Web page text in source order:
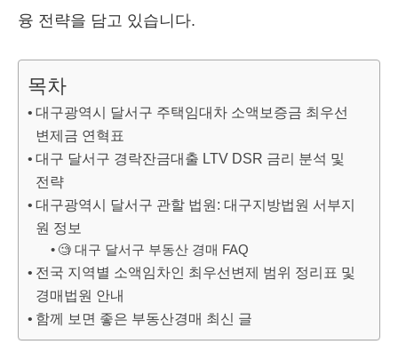
융 전략을 담고 있습니다.
목차
대구광역시 달서구 주택임대차 소액보증금 최우선
변제금 연혁표
대구 달서구 경락잔금대출 LTV DSR 금리 분석 및
전략
대구광역시 달서구 관할 법원: 대구지방법원 서부지
원 정보
🧐 대구 달서구 부동산 경매 FAQ
전국 지역별 소액임차인 최우선변제 범위 정리표 및
경매법원 안내
함께 보면 좋은 부동산경매 최신 글